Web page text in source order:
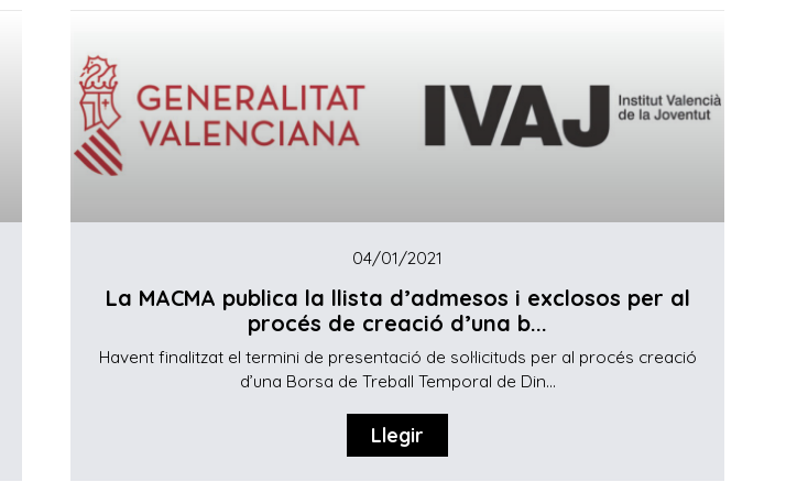
04/01/2021
La MACMA publica la llista d’admesos i exclosos per al
procés de creació d’una b...
Havent finalitzat el termini de presentació de sol·licituds per al procés creació
d’una Borsa de Treball Temporal de Din...
Llegir